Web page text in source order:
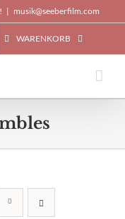
| musik@seeberfilm.com
WARENKORB